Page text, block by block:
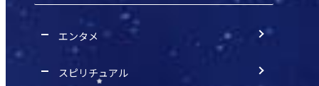
エンタメ
スピリチュアル